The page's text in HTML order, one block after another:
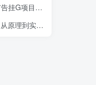
躺賺项目【揭秘】
自动运行的AI Agent